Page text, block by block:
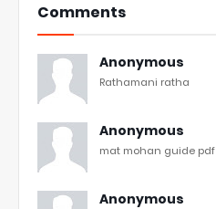
Comments
Anonymous
Rathamani ratha
Anonymous
mat mohan guide pdf
Anonymous